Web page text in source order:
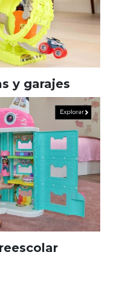
y garajes